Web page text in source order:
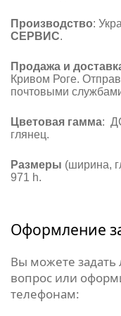
Производство:
СЕРВИС.
Продажа и
Кривом Роге.
почтовыми
Цветовая гамма:
глянец.
Размеры (ширина,
971 h.
Оформление
Вы можете
вопрос или
телефонам: